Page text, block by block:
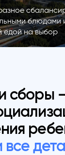
блюдами
едой на выбор
сборы
все